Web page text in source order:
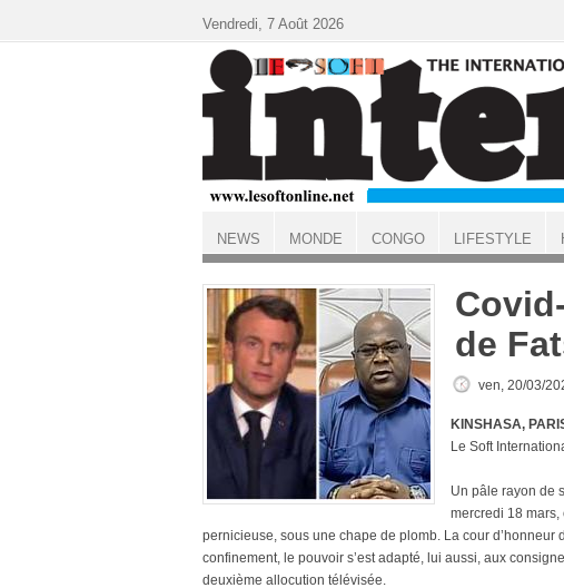
ACCUEIL
de
ven, 20/03/
KINSHASA,
Le Soft
Un pâle rayon de
mercredi 18
pernicieuse, sous une chape de plomb. La cour
confinement, le pouvoir s’est adapté, lui aussi, aux
deuxième allocution télévisée.
Vendredi, 7 Août 2026
NEWS MONDE CONGO LIFESTYLE